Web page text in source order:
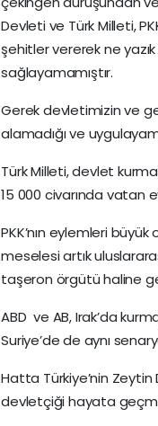
Devleti ve Türk Milleti,
şehitler vererek ne
sağlayamamıştır.
Gerek devletimizin ve
alamadığı ve
Türk Milleti, devlet
15 000 civarında vatan
PKK’nın eylemleri
meselesi artık
taşeron örgütü haline
ABD ve AB, Irak’da
Suriye’de de aynı
Hatta Türkiye’nin Zeytin
devletçiği hayata